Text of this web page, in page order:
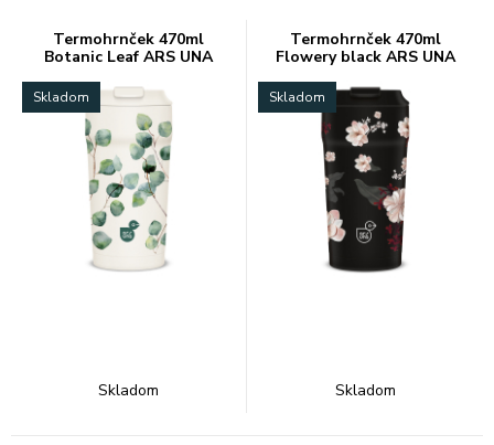
Termohrnček 470ml
Botanic Leaf ARS UNA
Skladom
Skladom
Termohrnček 470ml
Flowery black ARS UNA
Skladom
Skladom